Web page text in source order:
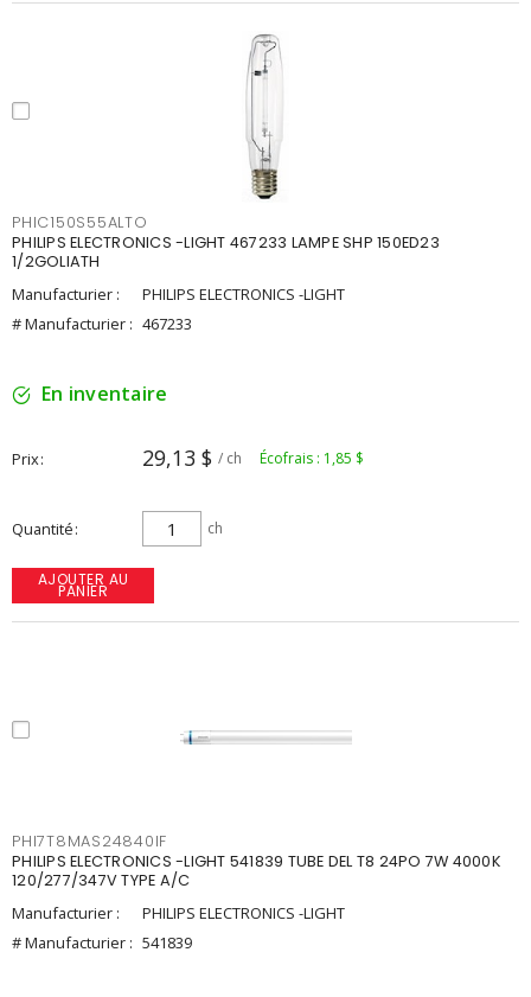
PHIC150S55ALTO
PHILIPS ELECTRONICS -LIGHT 467233 LAMPE SHP 150ED23
1/2GOLIATH
Manufacturier :
PHILIPS ELECTRONICS -LIGHT
# Manufacturier : 467233
En inventaire
Prix 29,13 $ / ch Écofrais : 1,85 $
Quantité ch
AJOUTER AU
PANIER
PHI7T8MAS24840IF
PHILIPS ELECTRONICS -LIGHT 541839 TUBE DEL T8 24PO 7W 4000K
120/277/347V TYPE A/C
Manufacturier :
PHILIPS ELECTRONICS -LIGHT
# Manufacturier : 541839